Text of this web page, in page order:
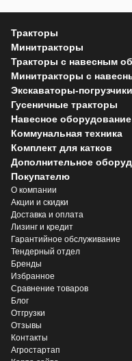
Тракторы
Минитракторы
Тракторы с навесным
Минитракторы с
Экскаваторы-погрузчики
Гусеничные тракторы
Навесное оборудование
Коммунальная техника
Комплект для катков
Дополнительное
Покупателю
О компании
Акции и скидки
Доставка и оплата
Лизинг и кредит
Гарантийное обслуживание
Тендерный отдел
Бренды
Избранное
Сравнение товаров
Блог
Отгрузки
Отзывы
Контакты
Агростартап